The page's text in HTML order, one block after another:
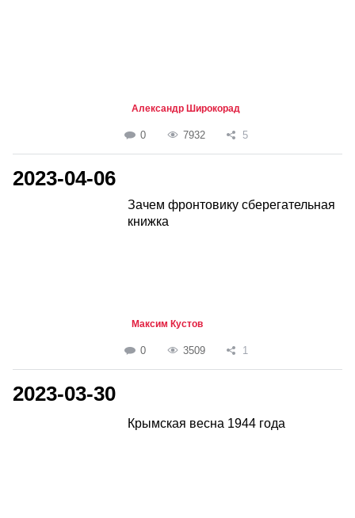
Александр Широкорад
0 7932 5
2023-04-06
Зачем фронтовику сберегательная
книжка
Максим Кустов
0 3509 1
2023-03-30
Крымская весна 1944 года